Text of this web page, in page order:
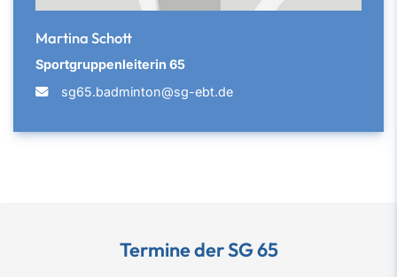
Martina Schott
Sportgruppenleiterin 65
sg65.badminton@sg-ebt.de
Termine der SG 65